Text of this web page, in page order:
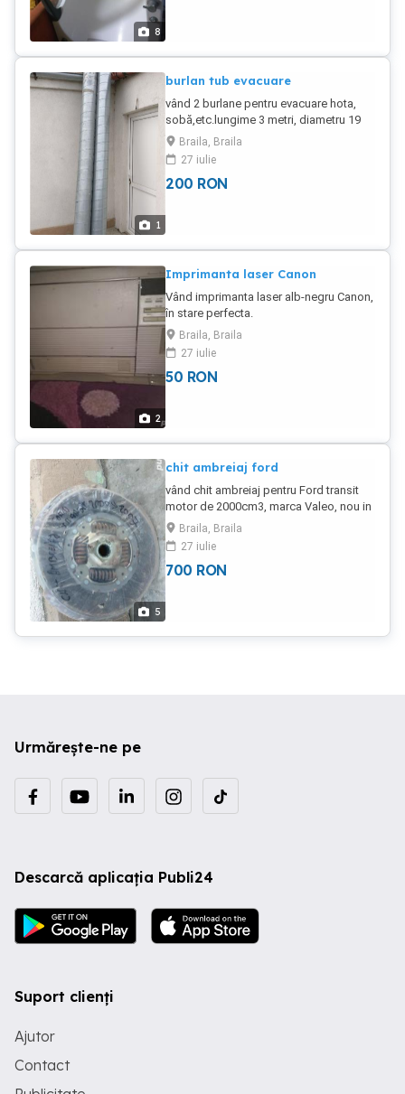
8
1
burlan tub evacuare
vând 2 burlane pentru evacuare hota,
sobă,etc.lungime 3 metri, diametru 19
cm buc.pret pe bucata.
Braila, Braila
27 iulie
200 RON
2
Imprimanta laser Canon
Vând imprimanta laser alb-negru Canon,
în stare perfecta.
Braila, Braila
27 iulie
50 RON
5
chit ambreiaj ford
vând chit ambreiaj pentru Ford transit
motor de 2000cm3, marca Valeo, nou in
țiplă.Braila, Braila
27 iulie
700 RON
Urmărește-ne pe
Descarcă aplicația Publi24
Suport clienți
Ajutor
Contact